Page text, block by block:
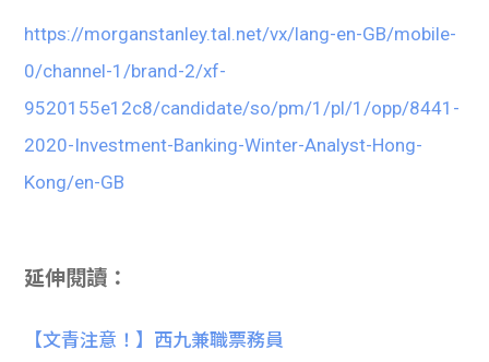
https://morganstanley.tal.net/vx/lang-en-GB/mobile-
0/channel-1/brand-2/xf-
9520155e12c8/candidate/so/pm/1/pl/1/opp/8441-
2020-Investment-Banking-Winter-Analyst-Hong-
Kong/en-GB
延伸閱讀：
【文青注意！】西九兼職票務員